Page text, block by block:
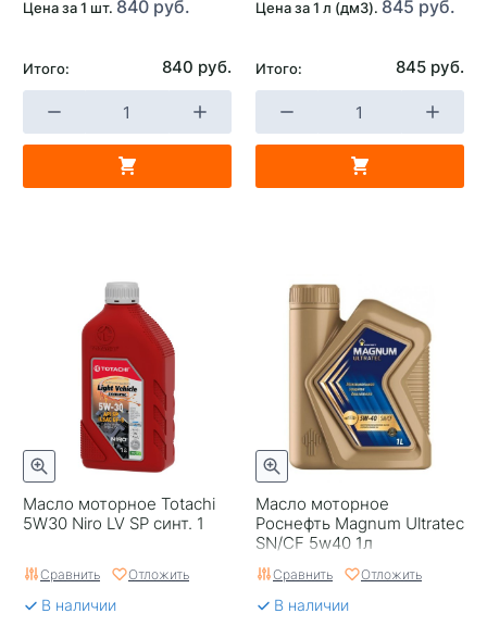
Цена за 1 шт. 840 руб.
Итого: 840 руб.
Цена за 1 л (дм3). 845 руб.
Итого: 845 руб.
Масло моторное Totachi
5W30 Niro LV SP синт. 1
Сравнить Отложить
В наличии
Масло моторное
Роснефть Magnum Ultratec
SN/CF 5w40 1л
Сравнить Отложить
В наличии